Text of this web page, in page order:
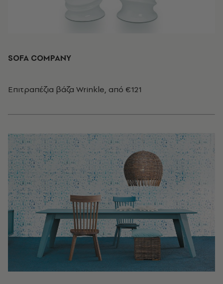
SOFA COMPANY
Επιτραπέζια βάζα Wrinkle, από €121